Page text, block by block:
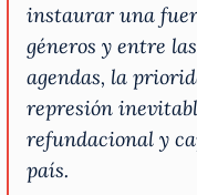
instaurar una
géneros y entre
agendas, la
represión
refundacional y
país.